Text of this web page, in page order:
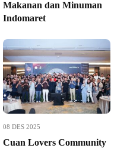
Makanan dan Minuman
Indomaret
08 DES 2025
Cuan Lovers Community